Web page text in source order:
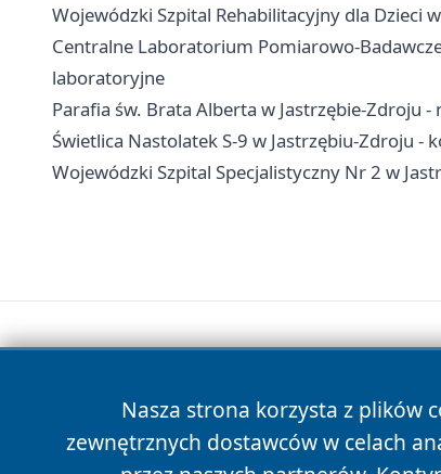
Wojewódzki Szpital Rehabilitacyjny dla Dzieci
Centralne Laboratorium Pomiarowo-
laboratoryjne
Parafia św. Brata Alberta w Jastrzębie-Zdroju
Świetlica Nastolatek S-9 w Jastrzębiu-Zdroju -
Wojewódzki Szpital Specjalistyczny Nr 2 w
Nasza strona korzysta z plików
zewnętrznych dostawców w celach